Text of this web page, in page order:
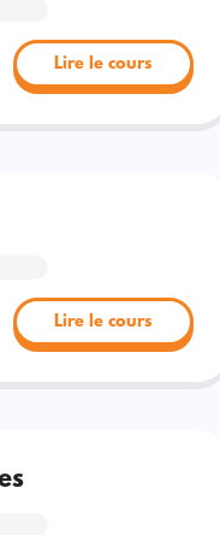
Lire le cours
Lire le cours